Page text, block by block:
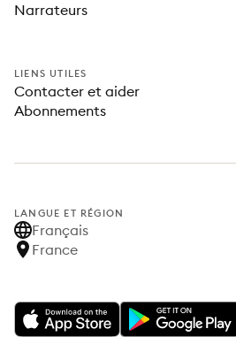
Narrateurs
LIENS UTILES
Contacter et aider
Abonnements
LANGUE ET RÉGION
Français
France